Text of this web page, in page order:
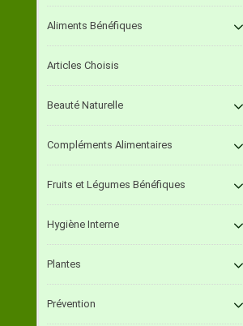
Aliments Bénéfiques
Articles Choisis
Beauté Naturelle
Compléments Alimentaires
Fruits et Légumes Bénéfiques
Hygiène Interne
Plantes
Prévention